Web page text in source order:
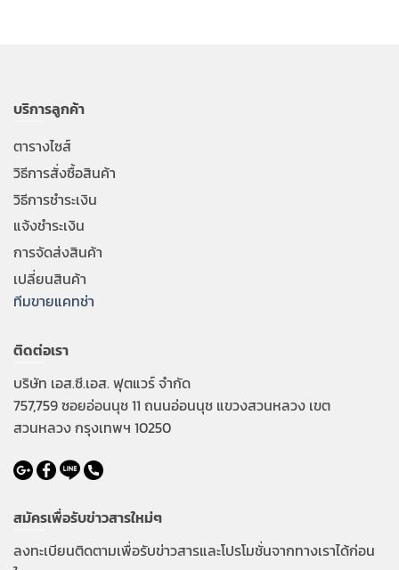
บริการลูกค้า
ตารางไซส์
วิธีการสั่งซื้อสินค้า
วิธีการชำระเงิน
แจ้งชำระเงิน
การจัดส่งสินค้า
เปลี่ยนสินค้า
ทีมขายแคทช่า
ติดต่อเรา
บริษัท เอส.ซี.เอส. ฟุตแวร์ จำกัด
757,759 ซอยอ่อนนุช 11 ถนนอ่อนนุช แขวงสวนหลวง เขต
สวนหลวง กรุงเทพฯ 10250
สมัครเพื่อรับข่าวสารใหม่ๆ
ลงทะเบียนติดตามเพื่อรับข่าวสารและโปรโมชั่นจากทางเราได้ก่อน